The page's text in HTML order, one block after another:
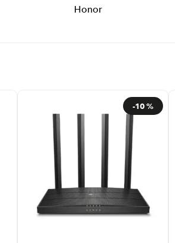
Honor
-10 %